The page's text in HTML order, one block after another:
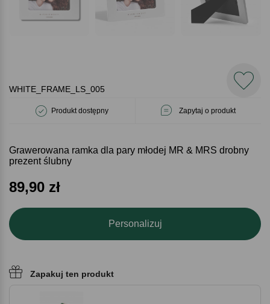
WHITE_FRAME_LS_005
Produkt dostępny Zapytaj o produkt
Grawerowana ramka dla pary młodej MR & MRS drobny
prezent ślubny
89,90 zł
Personalizuj
Zapakuj ten produkt